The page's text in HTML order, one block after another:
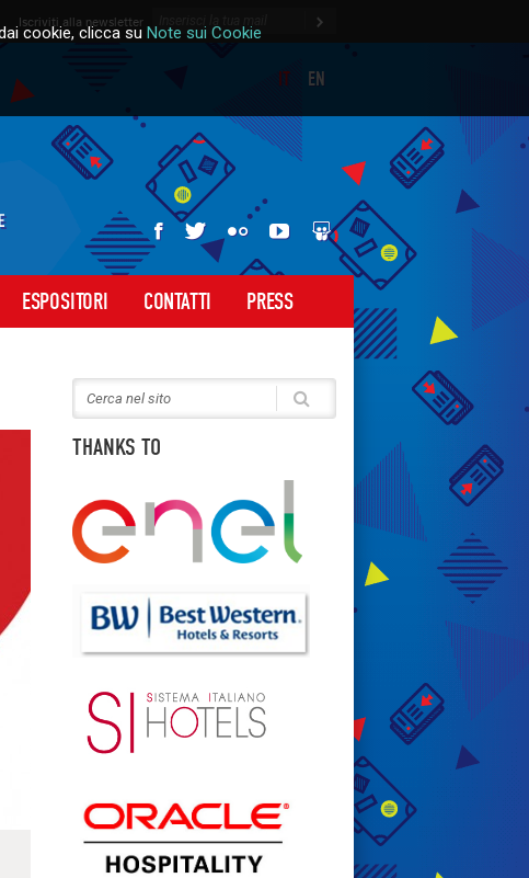
Iscriviti alla newsletter
BTO 2016
ESPOSITORI CONTATTI PRESS
IT EN
Facebook
Twitter
Flickr
Youtube
Slideshare
Search for:
Cerca
THANKS TO
cookie, clicca su Note sui Cookie